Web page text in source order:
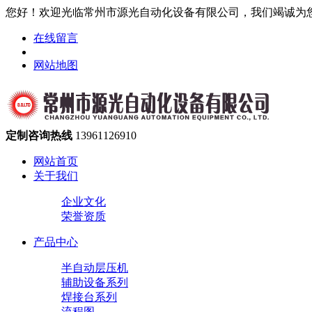
您好！欢迎光临常州市源光自动化设备有限公司，我们竭诚为
在线留言
网站地图
定制咨询热线 13961126910
网站首页
关于我们
企业文化
荣誉资质
产品中心
半自动层压机
辅助设备系列
焊接台系列